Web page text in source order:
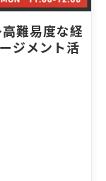
難易度な経
ジメント活